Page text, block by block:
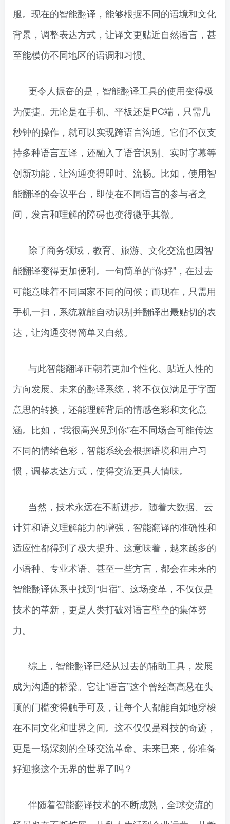
服。现在的智能翻译，能够根据不同的语境和文化
背景，调整表达方式，让译文更贴近自然语言，甚
至能模仿不同地区的语调和习惯。
更令人振奋的是，智能翻译工具的使用变得极
为便捷。无论是在手机、平板还是PC端，只需几
秒钟的操作，就可以实现跨语言沟通。它们不仅支
持多种语言互译，还融入了语音识别、实时字幕等
创新功能，让沟通变得即时、流畅。比如，使用智
能翻译的会议平台，即使在不同语言的参与者之
间，发言和理解的障碍也变得微乎其微。
除了商务领域，教育、旅游、文化交流也因智
能翻译变得更加便利。一句简单的“你好”，在过去
可能意味着不同国家不同的问候；而现在，只需用
手机一扫，系统就能自动识别并翻译出最贴切的表
达，让沟通变得简单又自然。
与此智能翻译正朝着更加个性化、贴近人性的
方向发展。未来的翻译系统，将不仅仅满足于字面
意思的转换，还能理解背后的情感色彩和文化意
涵。比如，“我很高兴见到你”在不同场合可能传达
不同的情绪色彩，智能系统会根据语境和用户习
惯，调整表达方式，使得交流更具人情味。
当然，技术永远在不断进步。随着大数据、云
计算和语义理解能力的增强，智能翻译的准确性和
适应性都得到了极大提升。这意味着，越来越多的
小语种、专业术语、甚至一些方言，都会在未来的
智能翻译体系中找到“归宿”。这场变革，不仅仅是
技术的革新，更是人类打破对语言壁垒的集体努
力。
综上，智能翻译已经从过去的辅助工具，发展
成为沟通的桥梁。它让“语言”这个曾经高高悬在头
顶的门槛变得触手可及，让每个人都能自如地穿梭
在不同文化和世界之间。这不仅仅是科技的奇迹，
更是一场深刻的全球交流革命。未来已来，你准备
好迎接这个无界的世界了吗？
伴随着智能翻译技术的不断成熟，全球交流的